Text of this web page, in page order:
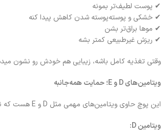
✔ پوست لطیف‌تر بمونه
✔ خشکی و پوسته‌پوسته شدن کاهش پیدا کنه
✔ موها براق‌تر بشن
✔ ریزش غیرطبیعی کمتر بشه
وقتی تغذیه کامل باشه، زیبایی هم خودش رو نشون
ویتامین‌های D و E؛ حمایت همه‌جانبه
این پوچ حاوی ویتامین‌های مهمی مثل D و E هست که نقش حیاتی در سلامت بدن دارن.
ویتامین D: